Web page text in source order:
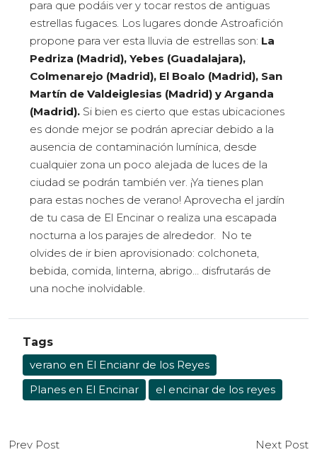
para que podáis ver y tocar restos de antiguas
estrellas fugaces. Los lugares donde Astroafición
propone para ver esta lluvia de estrellas son: La
Pedriza (Madrid), Yebes (Guadalajara),
Colmenarejo (Madrid), El Boalo (Madrid), San
Martín de Valdeiglesias (Madrid) y Arganda
(Madrid). Si bien es cierto que estas ubicaciones
es donde mejor se podrán apreciar debido a la
ausencia de contaminación lumínica, desde
cualquier zona un poco alejada de luces de la
ciudad se podrán también ver. ¡Ya tienes plan
para estas noches de verano! Aprovecha el jardín
de tu casa de El Encinar o realiza una escapada
nocturna a los parajes de alrededor. No te
olvides de ir bien aprovisionado: colchoneta,
bebida, comida, linterna, abrigo… disfrutarás de
una noche inolvidable.
Tags
verano en El Encianr de los Reyes
Planes en El Encinar
el encinar de los reyes
Prev Post
Next Post